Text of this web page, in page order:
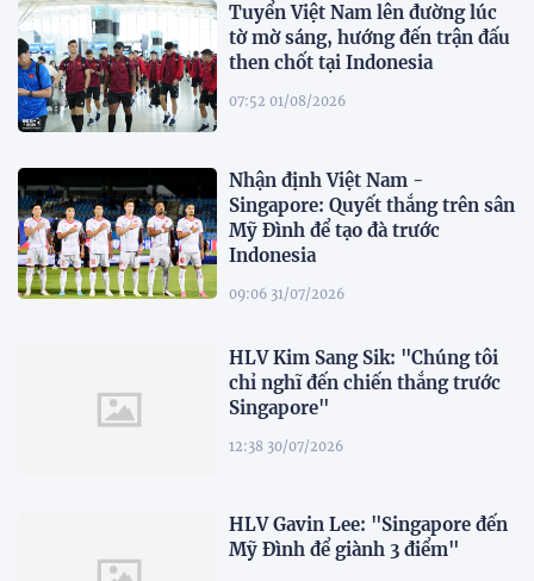
Tuyển Việt Nam lên đường lúc
tờ mờ sáng, hướng đến trận đấu
then chốt tại Indonesia
07:52 01/08/2026
Nhận định Việt Nam -
Singapore: Quyết thắng trên sân
Mỹ Đình để tạo đà trước
Indonesia
09:06 31/07/2026
HLV Kim Sang Sik: "Chúng tôi
chỉ nghĩ đến chiến thắng trước
Singapore"
12:38 30/07/2026
HLV Gavin Lee: "Singapore đến
Mỹ Đình để giành 3 điểm"